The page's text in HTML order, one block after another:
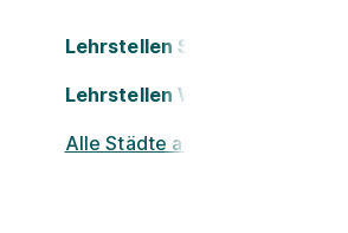
Lehrstellen Salzburg
Lehrstellen Wels
Alle Städte ansehen